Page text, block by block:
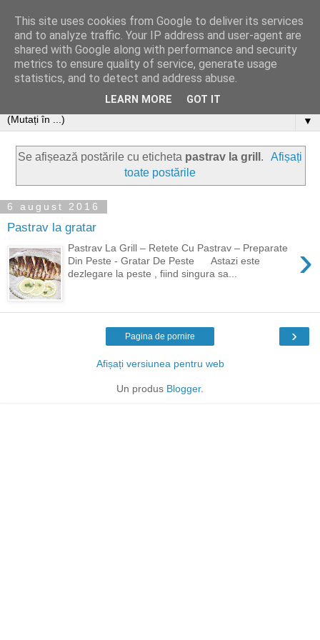
▼
Se afișează postările cu eticheta pastrav la grill .
Afișați
toate postările
6 august 2016
Pastrav la gratar
›
Pastrav La Grill – Retete Cu Pastrav – Preparate
Din Peste - Gratar De Peste Astazi este
dezlegare la peste , fiind singura sa...
›
Pagina de pornire
Afișați versiunea pentru web
Un produs Blogger.
This site uses cookies from Google to deliver its services
and to analyze traffic. Your IP address and user-agent are
shared with Google along with performance and security
metrics to ensure quality of service, generate usage
statistics, and to detect and address abuse.
LEARN MORE GOT IT